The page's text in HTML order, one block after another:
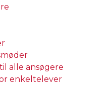
alle ansøgere
enkeltelever